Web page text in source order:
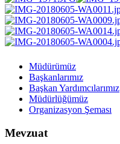
Müdürümüz
Başkanlarımız
Başkan Yardımcılarımız
Müdürlüğümüz
Organizasyon Şeması
Mevzuat